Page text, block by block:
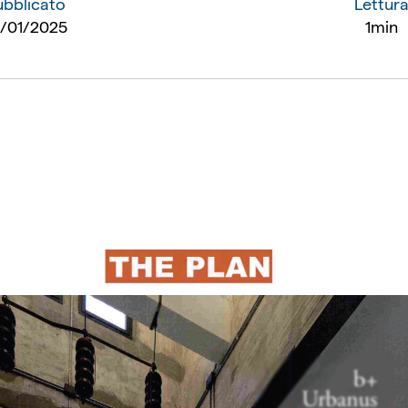
/01/2025
1min